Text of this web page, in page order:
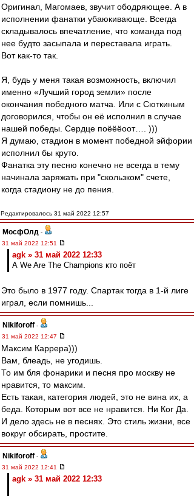
Оригинал, Магомаев, звучит ободряющее. А в
исполнении фанатки убаюкивающе. Всегда
складывалось впечатление, что команда под
нее будто засыпала и переставала играть.
Вот как-то так.
Я, будь у меня такая возможность, включил
именно «Лучший город земли» после
окончания победного матча. Или с Сюткиным
договорился, чтобы он её исполнил в случае
нашей победы. Сердце поёёёоот…. )))
Я думаю, стадион в момент победной эйфории
исполнил бы круто.
Фанатка эту песню конечно не всегда в тему
начинала заряжать при "скользком" счете,
когда стадиону не до пения.
Редактировалось 31 май 2022 12:57
МосфОлд -
31 май 2022 12:51
agk » 31 май 2022 12:33
А We Are The Champions кто поёт
Это было в 1977 году. Спартак тогда в 1-й лиге
играл, если помнишь...
Nikiforoff -
31 май 2022 12:47
Максим Каррера)))
Вам, блеадь, не угодишь.
То им бля фонарики и песня про москву не
нравится, то максим.
Есть такая, категория людей, это не вина их, а
беда. Которым вот все не нравится. Ни Ког Да.
И дело здесь не в песнях. Это стиль жизни, все
вокруг обсирать, простите.
Nikiforoff -
31 май 2022 12:41
agk » 31 май 2022 12:33